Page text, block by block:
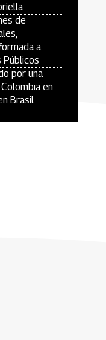
de
a
Públicos
por una
en
Brasil